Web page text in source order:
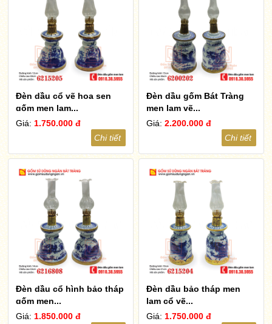
Đèn dầu cổ vẽ hoa sen
gốm men lam...
Giá:1.750.000 đ
Chi tiết
Đèn dầu gốm Bát Tràng
men lam vẽ...
Giá:2.200.000 đ
Chi tiết
Đèn dầu cổ hình bảo tháp
gốm men...
Giá: 1.850.000 đ
Đèn dầu bảo tháp men
lam cổ vẽ...
Giá: 1.750.000 đ